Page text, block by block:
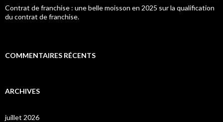
Contrat de franchise : une belle moisson en 2025 sur la qualification
du contrat de franchise.
COMMENTAIRES RÉCENTS
ARCHIVES
juillet 2026